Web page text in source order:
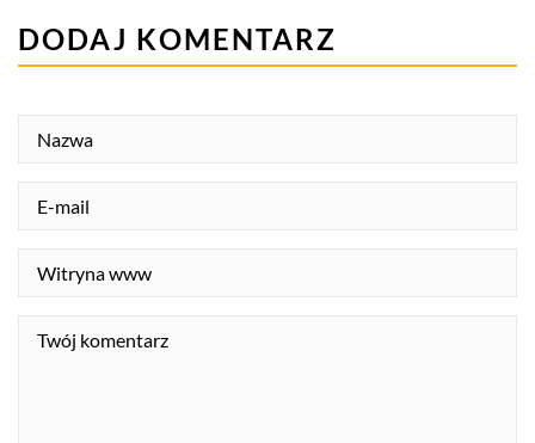
DODAJ KOMENTARZ